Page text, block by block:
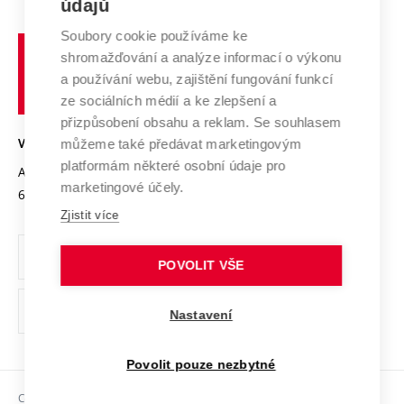
Systém zajišťování kvality výzkumu
Výzkumné infrastruktury
Transfer znalostí
Open Science
Projekty
Projekty ze strukturálních fondů
Specifický výzkum
Zahraniční spolupráce
Spolupráce se školami
Služby univerzity
Mezinárodní dohody
Univerzitní sítě
Profil univerzity
Udržitelná univerzita
Podnikavá univerzita / ContriBUTe
Bezpečná univerzita
Vyznamenání
Organizační struktura
Ochrana osobních údajů
odkaz)
Sociální bezpečí
učení
technické
VYSOKÉ UČENÍ TECHNICKÉ V BRNĚ
Antonínská 548/1
602 00 Brno
www.vut.cz
vut@vutbr.cz
Copyright © 2026 VUT
údajů
Soubory cookie používáme ke
shromažďování a analýze informací o výkonu
a používání webu, zajištění fungování funkcí
ze sociálních médií a ke zlepšení a
přizpůsobení obsahu a reklam. Se souhlasem
můžeme také předávat marketingovým
platformám některé osobní údaje pro
marketingové účely.
Zjistit více
POVOLIT VŠE
Nastavení
Povolit pouze nezbytné